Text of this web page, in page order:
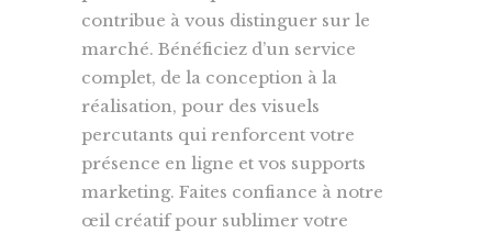
contribue à vous distinguer sur le
marché. Bénéficiez d’un service
complet, de la conception à la
réalisation, pour des visuels
percutants qui renforcent votre
présence en ligne et vos supports
marketing. Faites confiance à notre
œil créatif pour sublimer votre